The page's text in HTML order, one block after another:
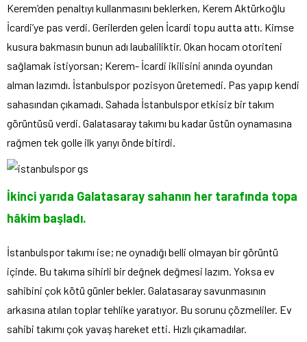
Kerem’den penaltıyı kullanmasını beklerken, Kerem Aktürkoğlu
İcardi’ye pas verdi. Gerilerden gelen İcardi topu autta attı. Kimse
kusura bakmasın bunun adı laubaliliktir. Okan hocam otoriteni
sağlamak istiyorsan; Kerem- İcardi ikilisini anında oyundan
alman lazımdı. İstanbulspor pozisyon üretemedi. Pas yapıp kendi
sahasından çıkamadı. Sahada İstanbulspor etkisiz bir takım
görüntüsü verdi. Galatasaray takımı bu kadar üstün oynamasına
rağmen tek golle ilk yarıyı önde bitirdi.
İkinci yarıda Galatasaray sahanın her tarafında topa
hâkim başladı.
İstanbulspor takımı ise; ne oynadığı belli olmayan bir görüntü
içinde. Bu takıma sihirli bir değnek değmesi lazım. Yoksa ev
sahibini çok kötü günler bekler. Galatasaray savunmasının
arkasına atılan toplar tehlike yaratıyor. Bu sorunu çözmeliler. Ev
sahibi takımı çok yavaş hareket etti. Hızlı çıkamadılar.